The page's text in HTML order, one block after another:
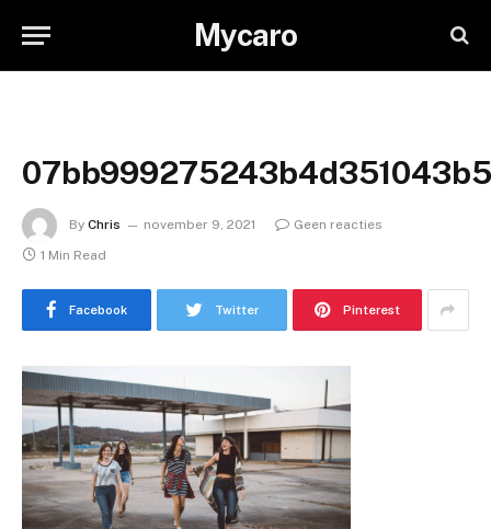
Mycaro
By Chris november 9, 2021
Geen reacties
1 Min Read
Facebook Twitter Pinterest